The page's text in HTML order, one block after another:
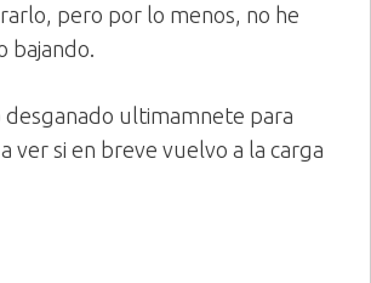
pero por lo menos, no he
bajando.
desganado ultimamnete para
ver si en breve vuelvo a la carga